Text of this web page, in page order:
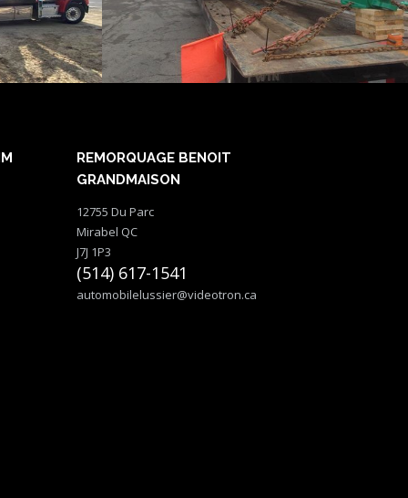
REMORQUAGE BENOIT
GRANDMAISON
12755 Du Parc
Mirabel QC
J7J 1P3
(514) 617-1541
automobilelussier@videotron.ca